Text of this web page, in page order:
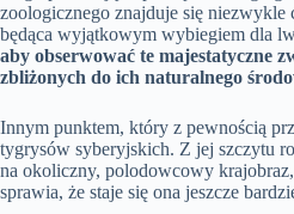
zoologicznego znajduje się niezwykle
będąca wyjątkowym wybiegiem dla
aby obserwować te majestatyczne
zbliżonych do ich naturalnego
Innym punktem, który z pewnością
tygrysów syberyjskich. Z jej szczytu
na okoliczny, polodowcowy
sprawia, że staje się ona jeszcze